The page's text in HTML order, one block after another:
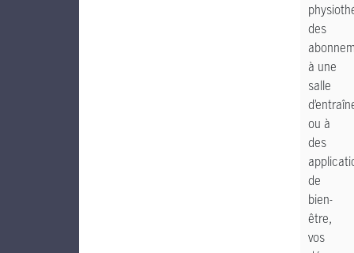
des
à une
salle
ou à
des
de
bien-
être,
vos